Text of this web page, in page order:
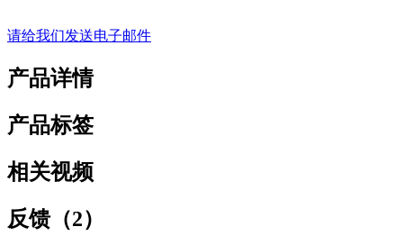
请给我们发送电子邮件
产品详情
产品标签
相关视频
反馈（2）